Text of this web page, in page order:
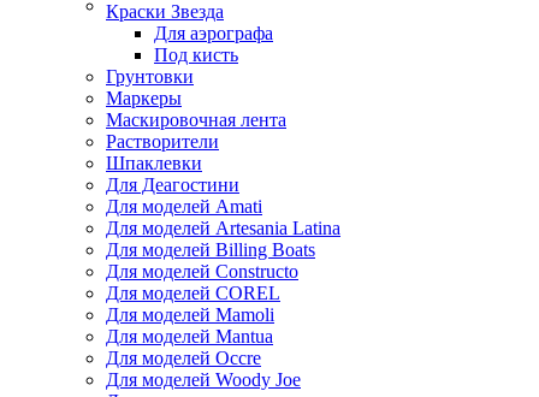
Краски Звезда
Для аэрографа
Под кисть
Грунтовки
Маркеры
Маскировочная лента
Растворители
Шпаклевки
Для Деагостини
Для моделей Amati
Для моделей Artesania Latina
Для моделей Billing Boats
Для моделей Constructo
Для моделей COREL
Для моделей Mamoli
Для моделей Mantua
Для моделей Occre
Для моделей Woody Joe